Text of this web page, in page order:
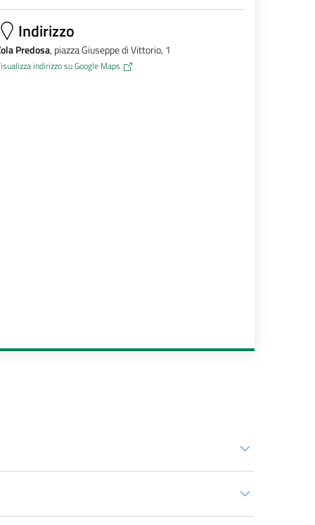
Indirizzo
Predosa, piazza Giuseppe di Vittorio, 1
indirizzo su Google Maps